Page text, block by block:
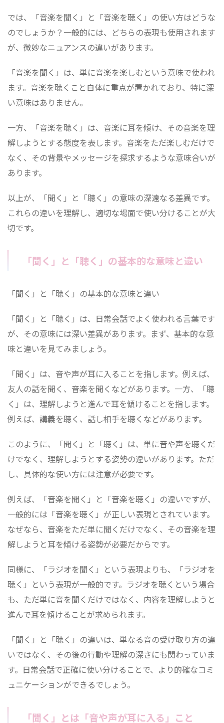
では、「音楽を聞く」と「音楽を聴く」の使い方はどうな
のでしょうか？一般的には、どちらの表現も使用されます
が、微妙なニュアンスの違いがあります。
「音楽を聞く」は、単に音楽を楽しむという意味で使われ
ます。音楽を聴くこと自体に重点が置かれており、特に深
い意味はありません。
一方、「音楽を聴く」は、音楽に耳を傾け、その音楽を理
解しようとする態度を表します。音楽をただ楽しむだけで
なく、その背景やメッセージを探求するような意味合いが
あります。
以上が、「聞く」と「聴く」の意味の深遠なる差異です。
これらの違いを理解し、適切な場面で使い分けることが大
切です。
「聞く」と「聴く」の基本的な意味と違い
「聞く」と「聴く」の基本的な意味と違い
「聞く」と「聴く」は、日常会話でよく使われる言葉です
が、その意味には深い差異があります。まず、基本的な意
味と違いを見てみましょう。
「聞く」は、音や声が耳に入ることを指します。例えば、
友人の話を聞く、音楽を聞くなどがあります。一方、「聴
く」は、理解しようと進んで耳を傾けることを指します。
例えば、講義を聴く、話し相手を聴くなどがあります。
このように、「聞く」と「聴く」は、単に音や声を聴くだ
けでなく、理解しようとする姿勢の違いがあります。ただ
し、具体的な使い方には注意が必要です。
例えば、「音楽を聞く」と「音楽を聴く」の違いですが、
一般的には「音楽を聴く」が正しい表現とされています。
なぜなら、音楽をただ単に聞くだけでなく、その音楽を理
解しようと耳を傾ける姿勢が必要だからです。
同様に、「ラジオを聞く」という表現よりも、「ラジオを
聴く」という表現が一般的です。ラジオを聴くという場合
も、ただ単に音を聞くだけではなく、内容を理解しようと
進んで耳を傾けることが求められます。
「聞く」と「聴く」の違いは、単なる音の受け取り方の違
いではなく、その後の行動や理解の深さにも関わっていま
す。日常会話で正確に使い分けることで、より的確なコミ
ュニケーションができるでしょう。
「聞く」とは「音や声が耳に入る」こと